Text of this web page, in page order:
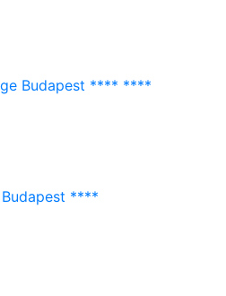
Budapest **** ****
****